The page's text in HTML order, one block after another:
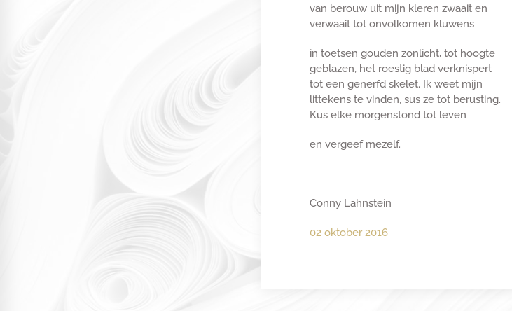
van berouw uit mijn kleren zwaait en
verwaait tot onvolkomen kluwens
in toetsen gouden zonlicht, tot hoogte
geblazen, het roestig blad verknispert
tot een generfd skelet. Ik weet mijn
littekens te vinden, sus ze tot berusting.
Kus elke morgenstond tot leven
en vergeef mezelf.
Conny Lahnstein
02 oktober 2016